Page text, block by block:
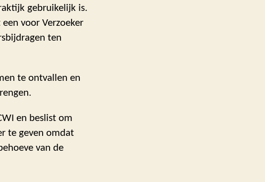
gebruikelijk is.
voor Verzoeker
ten
te ontvallen en
en beslist om
te geven omdat
van de